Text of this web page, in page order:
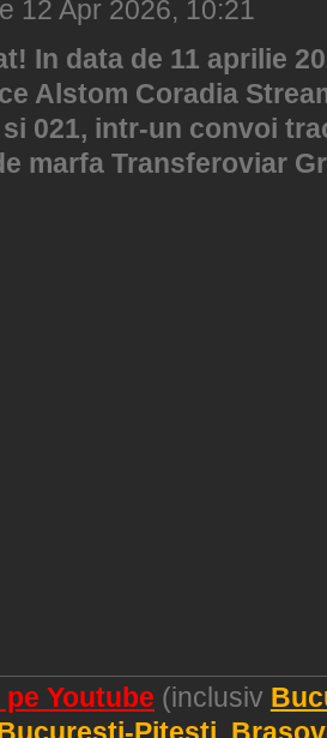
12 Apr 2026, 10:21
In data de 11 aprilie
Alstom Coradia
si 021, intr-un convoi
marfa Transferoviar
Youtube (inclusiv
Pitesti,